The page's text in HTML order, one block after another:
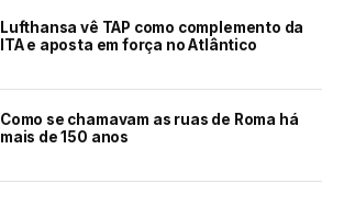
Lufthansa vê TAP como complemento da
ITA e aposta em força no Atlântico
Como se chamavam as ruas de Roma há
mais de 150 anos